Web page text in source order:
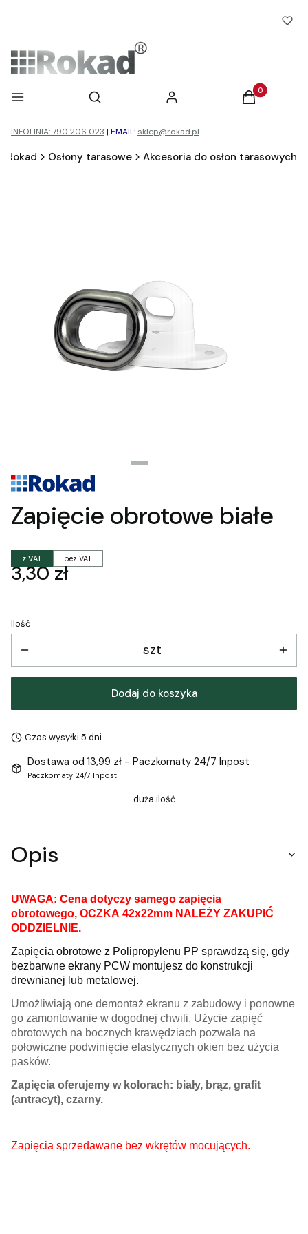
Menu Otwórz wyszukiwarkę
Szukaj Zaloguj się Produkty w
Koszyk
INFOLINIA: 790 206 023 | EMAIL: sklep@rokad.pl
Rokad Osłony tarasowe Akcesoria do osłon tarasowych
Zapięcie obrotowe białe
z VAT bez VAT
Cena
3,30 zł
Ilość
szt
Dodaj do koszyka
Czas wysyłki:5 dni
Dostawa od 13,99 zł - Paczkomaty 24/7 Inpost
Paczkomaty 24/7 Inpost
duża ilość
Opis
UWAGA: Cena dotyczy samego zapięcia
obrotowego, OCZKA 42x22mm NALEŻY ZAKUPIĆ
ODDZIELNIE.
Zapięcia obrotowe z Polipropylenu PP sprawdzą się, gdy
bezbarwne ekrany PCW montujesz do konstrukcji
drewnianej lub metalowej.
Umożliwiają one demontaż ekranu z zabudowy i ponowne
go zamontowanie w dogodnej chwili. Użycie zapięć
obrotowych na bocznych krawędziach pozwala na
połowiczne podwinięcie elastycznych okien bez użycia
pasków.
Zapięcia oferujemy w kolorach: biały, brąz, grafit
(antracyt), czarny.
Zapięcia sprzedawane bez wkrętów mocujących.